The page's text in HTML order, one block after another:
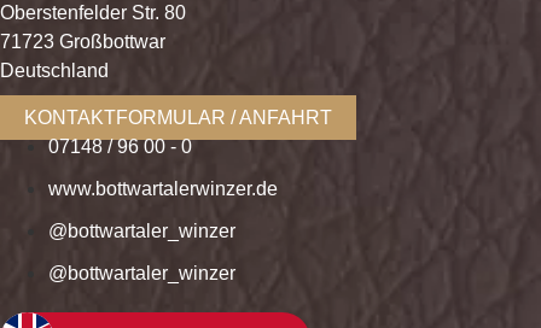
Oberstenfelder Str. 80
71723 Großbottwar
Deutschland
KONTAKTFORMULAR / ANFAHRT
07148 / 96 00 - 0
www.bottwartalerwinzer.de
@bottwartaler_winzer
@bottwartaler_winzer